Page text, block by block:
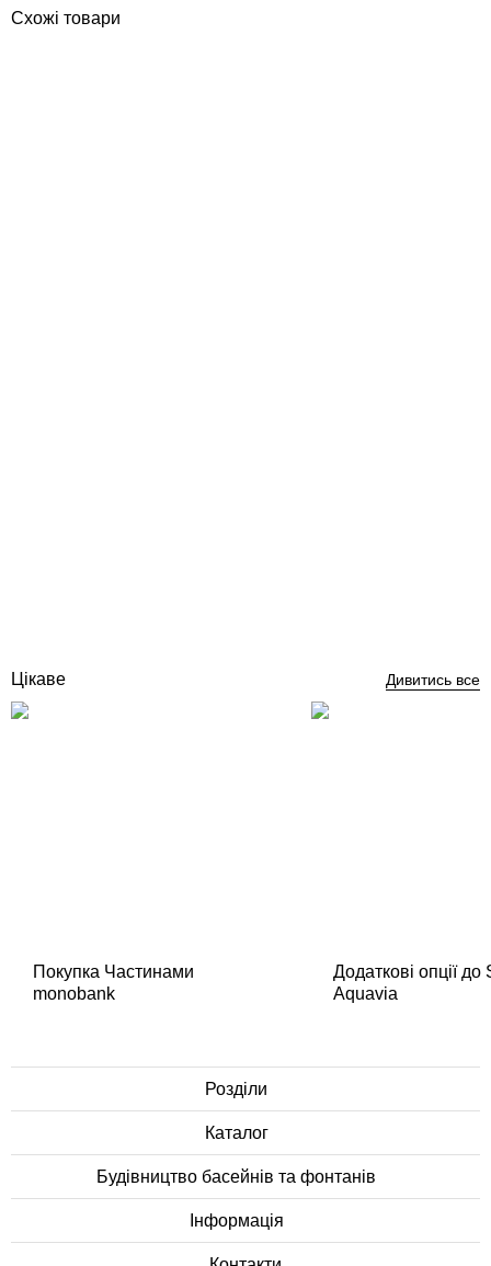
Схожі товари
Цікаве Дивитись все
Покупка Частинами
monobank
Додаткові опції
Aquavia
Розділи
Каталог
Будівництво басейнів та фонтанів
Інформація